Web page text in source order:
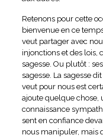
Retenons pour cette
bienvenue en ce
veut partager avec
injonctions et des lois,
sagesse. Ou plutôt :
sagesse. La sagesse
veut pour nous est
ajoute quelque chose,
connaissance
sent en confiance
nous manipuler, mais